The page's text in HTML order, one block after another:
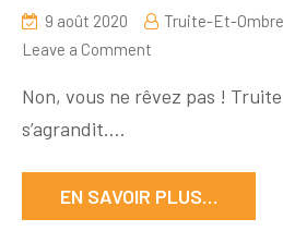
9 août 2020 Truite-Et-
Leave a Comment
s’agrandit
Non, vous ne rêvez pas !
s’agrandit.…
EN SAVOIR PLUS…